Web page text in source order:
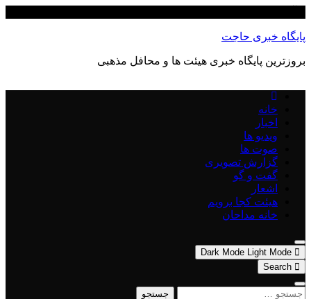
content
پایگاه خبری حاجت
بروزترین پایگاه‌ خبری هیئت ها و محافل مذهبی
خانه
اخبار
ویدیو ها
صوت ها
گزارش تصویری
گفت و گو
اشعار
هیئت کجا برویم
خانه مداحان
Dark Mode Light Mode
Search
جستجو